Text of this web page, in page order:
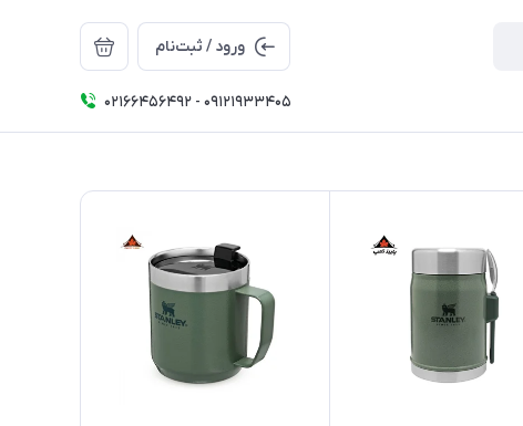
ورود / ثبت‌نام
02166456492 - 09121933405